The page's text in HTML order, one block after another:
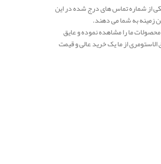
از شماره تماس های درج شده در این
زمینه به شما می دهند.
ما را مشاهده نموده و عایق
الاستومری از ما یک خرید عالی و قیمت